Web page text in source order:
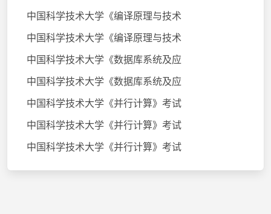
中国科学技术大学《编译原理与技术
中国科学技术大学《编译原理与技术
中国科学技术大学《数据库系统及应
中国科学技术大学《数据库系统及应
中国科学技术大学《并行计算》考试
中国科学技术大学《并行计算》考试
中国科学技术大学《并行计算》考试